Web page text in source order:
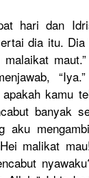
hari dan
dia itu. Dia
kamu
banyak
aku
malikat